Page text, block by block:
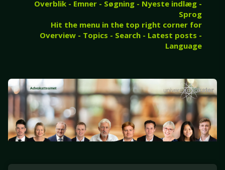
Overblik - Emner - Søgning - Nyeste indlæg -
Sprog
Hit the menu in the top right corner for
Overview - Topics - Search - Latest posts -
Language